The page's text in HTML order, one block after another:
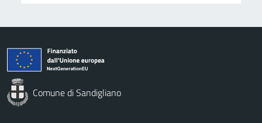
Comune di Sandigliano